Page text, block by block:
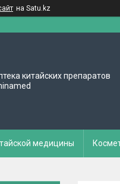
на Satu.kz
китайских препаратов
медицины